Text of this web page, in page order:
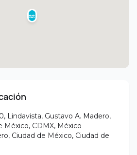
Lindavista, Gustavo A. Madero,
México, CDMX, México
Ciudad de México, Ciudad de